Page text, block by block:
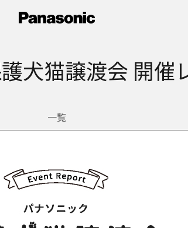
犬猫譲渡会 開催
一覧